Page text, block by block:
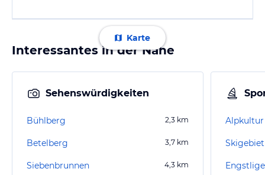
Karte
Interessantes in der Nähe
Sehenswürdigkeiten
Bühlberg 2,3 km
Betelberg 3,7 km
Siebenbrunnen 4,3 km
Alpkultur